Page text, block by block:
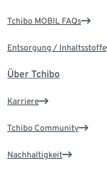
Tchibo MOBIL FAQs
Entsorgung / Inhaltsstoffe
Über Tchibo
Karriere
Tchibo Community
Nachhaltigkeit